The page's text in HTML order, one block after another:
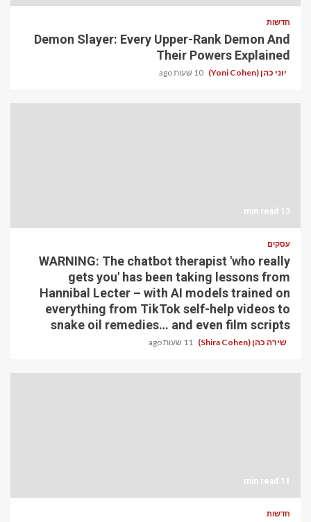
חדשות
Demon Slayer: Every Upper-Rank Demon And
Their Powers Explained
יוני כהן (Yoni Cohen) 10 שעות ago
13 min read
עסקים
WARNING: The chatbot therapist 'who really
gets you' has been taking lessons from
Hannibal Lecter – with AI models trained on
everything from TikTok self-help videos to
snake oil remedies… and even film scripts
שירה כהן (Shira Cohen) 11 שעות ago
11 min read
חדשות